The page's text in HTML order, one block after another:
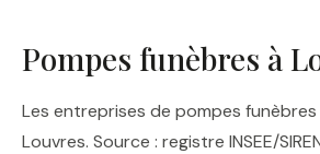
Pompes funèbres à
Les entreprises de pompes
Louvres. Source : registre INSEE/